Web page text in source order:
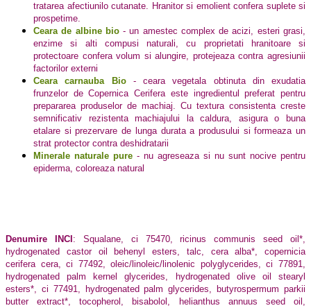
tratarea afectiunilo cutanate. Hranitor si emolient confera suplete si
prospetime.
Ceara de albine bio- un amestec complex de acizi, esteri grasi,
enzime si alti compusi naturali, cu proprietati hranitoare si
protectoare confera volum si alungire, protejeaza contra agresiunii
factorilor externi
Ceara carnauba Bio- ceara vegetala obtinuta din exudatia
frunzelor de Copernica Cerifera este ingredientul preferat pentru
prepararea produselor de machiaj. Cu textura consistenta creste
semnificativ rezistenta machiajului la caldura, asigura o buna
etalare si prezervare de lunga durata a produsului si formeaza un
strat protector contra deshidratarii
Minerale naturale pure - nu agreseaza si nu sunt nocive pentru
epiderma, coloreaza natural
Denumire INCI : Squalane, ci 75470, ricinus communis seed oil*,
hydrogenated castor oil behenyl esters, talc, cera alba*, copernicia
cerifera cera, ci 77492, oleic/linoleic/linolenic polyglycerides, ci 77891,
hydrogenated palm kernel glycerides, hydrogenated olive oil stearyl
esters*, ci 77491, hydrogenated palm glycerides, butyrospermum parkii
butter extract*, tocopherol, bisabolol, helianthus annuus seed oil,